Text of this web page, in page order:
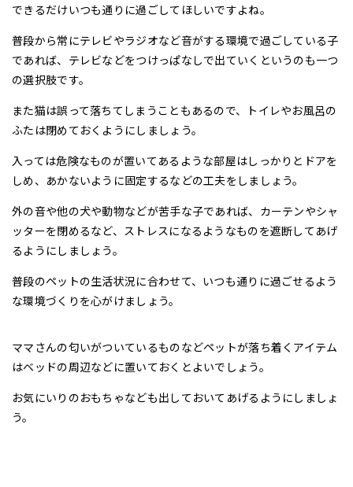
できるだけいつも通りに過ごしてほしいですよね。
普段から常にテレビやラジオなど音がする環境で過ごしている子
であれば、テレビなどをつけっぱなしで出ていくというのも一つ
の選択肢です。
また猫は誤って落ちてしまうこともあるので、トイレやお風呂の
ふたは閉めておくようにしましょう。
入っては危険なものが置いてあるような部屋はしっかりとドアを
しめ、あかないように固定するなどの工夫をしましょう。
外の音や他の犬や動物などが苦手な子であれば、カーテンやシャ
ッターを閉めるなど、ストレスになるようなものを遮断してあげ
るようにしましょう。
普段のペットの生活状況に合わせて、いつも通りに過ごせるよう
な環境づくりを心がけましょう。
ママさんの匂いがついているものなどペットが落ち着くアイテム
はベッドの周辺などに置いておくとよいでしょう。
お気にいりのおもちゃなども出しておいてあげるようにしましょ
う。